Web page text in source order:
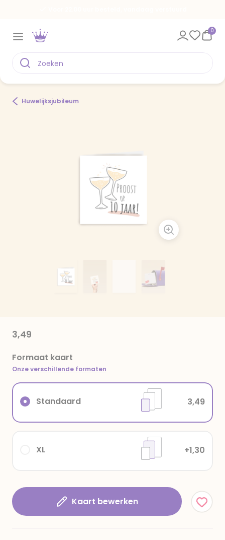
0
Huwelijksjubileum
3,49
Formaat kaart
Onze verschillende formaten
XL +1,30
Standaard 3,49
Kaart bewerken